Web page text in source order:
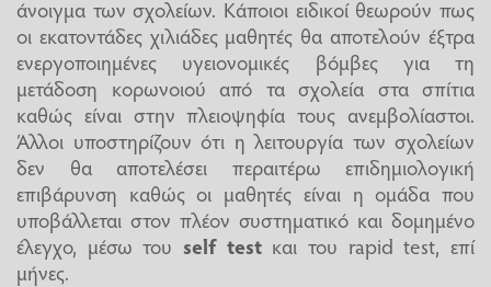
άνοιγμα των σχολείων. Κάποιοι ειδικοί θεωρούν πως
οι εκατοντάδες χιλιάδες μαθητές θα αποτελούν έξτρα
ενεργοποιημένες υγειονομικές βόμβες για τη
μετάδοση κορωνοιού από τα σχολεία στα σπίτια
καθώς είναι στην πλειοψηφία τους ανεμβολίαστοι.
Άλλοι υποστηρίζουν ότι η λειτουργία των σχολείων
δεν θα αποτελέσει περαιτέρω επιδημιολογική
επιβάρυνση καθώς οι μαθητές είναι η ομάδα που
υποβάλλεται στον πλέον συστηματικό και δομημένο
έλεγχο, μέσω του self testκαι του rapid test, επί
μήνες.